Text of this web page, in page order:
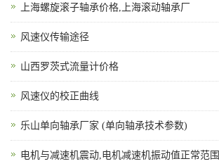
上海螺旋滚子轴承价格,上海滚动轴承厂
风速仪传输途径
山西罗茨式流量计价格
风速仪的校正曲线
乐山单向轴承厂家 (单向轴承技术参数)
电机与减速机震动,电机减速机振动值正常范围